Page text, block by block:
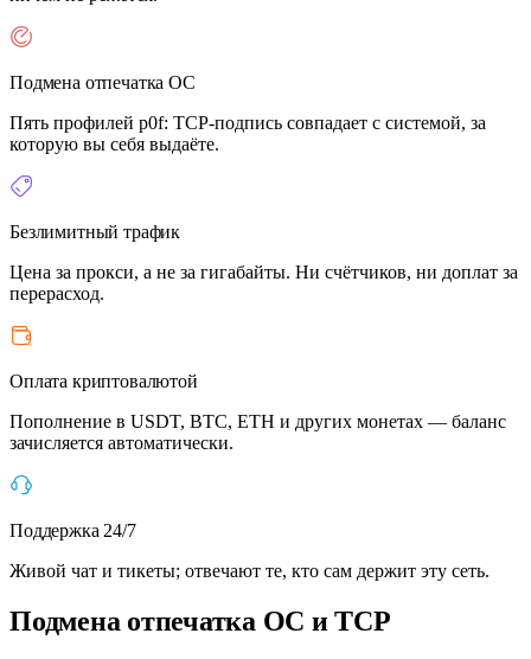
Подмена отпечатка ОС
Пять профилей p0f: TCP-подпись совпадает с системой, за
которую вы себя выдаёте.
Безлимитный трафик
Цена за прокси, а не за гигабайты. Ни счётчиков, ни доплат за
перерасход.
Оплата криптовалютой
Пополнение в USDT, BTC, ETH и других монетах — баланс
зачисляется автоматически.
Поддержка 24/7
Живой чат и тикеты; отвечают те, кто сам держит эту сеть.
Подмена отпечатка ОС и TCP